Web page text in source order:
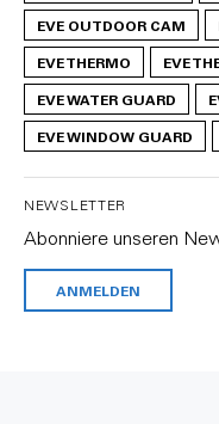
EVE OUTDOOR CAM
EVE THERMO
EVE
EVE WATER GUARD
EVE WINDOW GUARD
NEWSLETTER
Abonniere unseren
ANMELDEN